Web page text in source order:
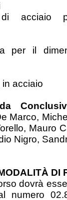
acciaio
per il
in acciaio
Marco,
Mauro
Nigro,
DI
dovrà
numero